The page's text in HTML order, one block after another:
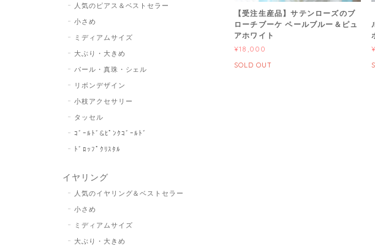
【受注生産品】サテンローズのブ
ローチブーケ ペールブルー＆ピュ
アホワイト
¥18,000
SOLD OUT
人気のピアス＆ベストセラー
小さめ
ミディアムサイズ
大ぶり・大きめ
パール・真珠・シェル
リボンデザイン
小枝アクセサリー
タッセル
ｺﾞｰﾙﾄﾞ&ﾋﾟﾝｸｺﾞｰﾙﾄﾞ
ﾄﾞﾛｯﾌﾟｸﾘｽﾀﾙ
イヤリング
人気のイヤリング＆ベストセラー
小さめ
ミディアムサイズ
大ぶり・大きめ